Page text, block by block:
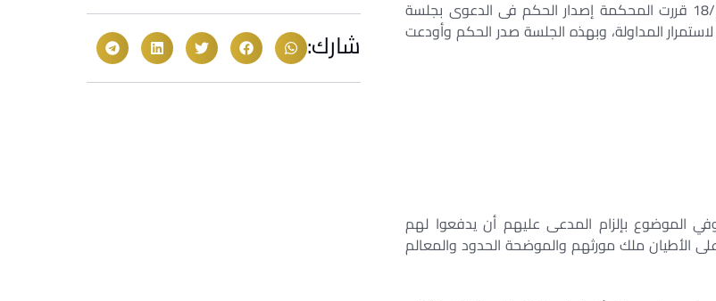
وما تلاها من جلسات على النحو الثابت بالمحاضر، وبجلسة 18/12/2010 قررت المحكمة إصدار الحكم فى الدعوى بجلسة
لاستمرار المداولة، وبهذه الجلسة صدر الحكم وأودعت
الموضوع بإلزام المدعى عليهم أن يدفعوا لهم
الأطيان ملك مورثهم والموضحة الحدود والمعالم
شارك: